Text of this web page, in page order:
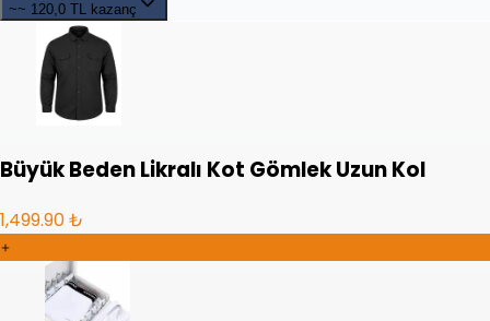
~~ 120,0 TL kazanç
Büyük Beden Likralı Kot Gömlek Uzun Kol
1,499.90 ₺